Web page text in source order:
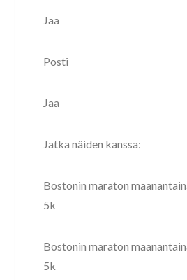
Jaa
Posti
Jaa
Jatka näiden kanssa:
Bostonin maraton
5k
Bostonin maraton
5k